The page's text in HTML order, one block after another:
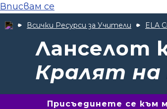
Вписвам се
Всички Ресурси за Учители ELA
Ланселот
Кралят
Присъединете се към